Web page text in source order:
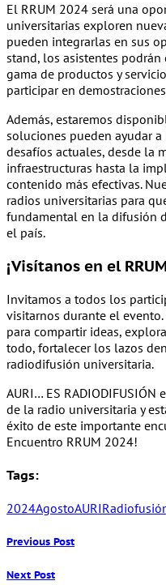
El RRUM 2024 será una
universitarias exploren
pueden integrarlas en sus
stand, los asistentes podrán
gama de productos y
participar en
Además, estaremos
soluciones pueden ayudar
desafíos actuales, desde la
infraestructuras hasta la
contenido más efectivas.
radios universitarias para
fundamental en la difusión
el país.
¡Visítanos en el
Invitamos a todos los
visitarnos durante el
para compartir ideas,
todo, fortalecer los lazos
radiodifusión universitaria.
AURI… ES
de la radio universitaria y
éxito de este importante
Encuentro RRUM 2024!
Tags:
2024AgostoAURI
Previous Post
Next Post